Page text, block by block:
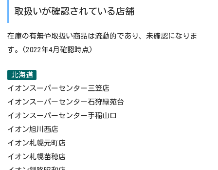
取扱いが確認されている店舗
在庫の有無や取扱い商品は流動的であり、未確認になりま
す。(2022年4月確認時点)
北海道
イオンスーパーセンター三笠店
イオンスーパーセンター石狩緑苑台
イオンスーパーセンター手稲山口
イオン旭川西店
イオン札幌元町店
イオン札幌苗穂店